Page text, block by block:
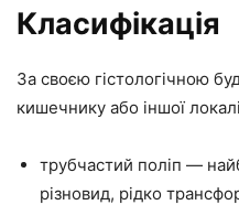
Класифікація
За своєю гістологічною
кишечнику або іншої
трубчастий поліп —
різновид, рідко